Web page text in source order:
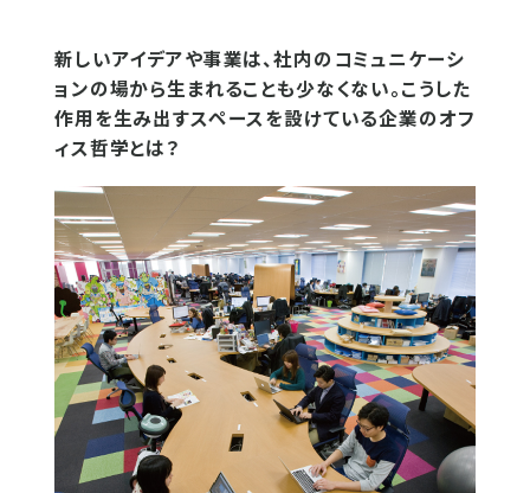
新しいアイデアや事業は、社内のコミュニケーシ
ョンの場から生まれることも少なくない。こうした
作用を生み出すスペースを設けている企業のオフ
ィス哲学とは？